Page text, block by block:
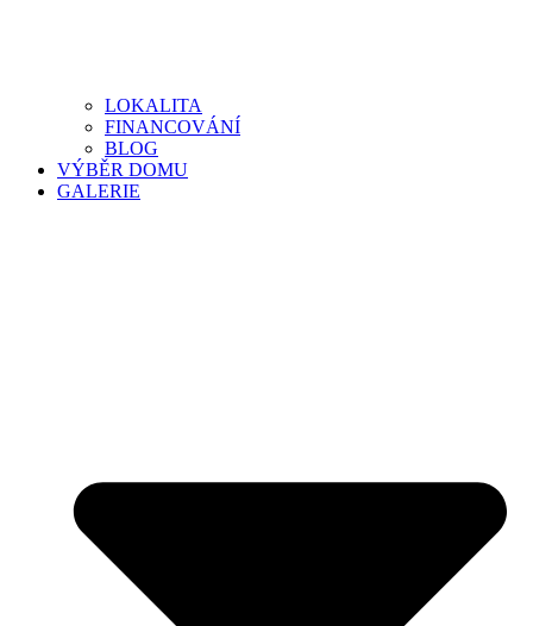
LOKALITA
FINANCOVÁNÍ
BLOG
VÝBĚR DOMU
GALERIE